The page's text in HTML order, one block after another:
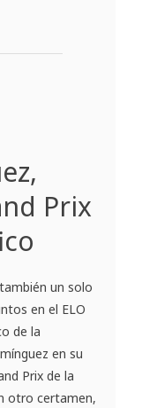
Prix
un solo
en el ELO
de la
en su
Prix de la
otro certamen,